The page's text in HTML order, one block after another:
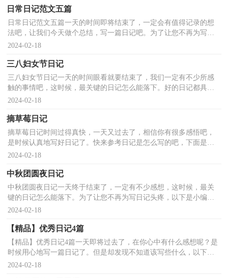
日常日记范文五篇
日常日记范文五篇一天的时间即将结束了，一定会有值得记录的想
法吧，让我们今天做个总结，写一篇日记吧。为了让您不再为写日
记头疼，以下是小编为大家收集的日常日记8篇，欢迎阅读，希...
2024-02-18
三八妇女节日记
三八妇女节日记一天的时间眼看就要结束了，我们一定有不少所感
触的事情吧，这时候，最关键的日记怎么能落下。好的日记都具备
一些什么特点呢？下面是小编帮大家整理的三八妇女节日记...
2024-02-18
摘草莓日记
摘草莓日记时间过得真快，一天又过去了，相信你有很多感悟吧，
是时候认真地写好日记了。快来参考日记是怎么写的吧，下面是小
编收集整理的摘草莓日记，仅供参考，大家一起来看看吧。摘草...
2024-02-18
中秋团圆夜日记
中秋团圆夜日记一天终于结束了，一定有不少感想，这时候，最关
键的日记怎么能落下。为了让您不再为写日记头疼，以下是小编收
集整理的中秋团圆夜日记，供大家参考借鉴，希望可以帮助到有...
2024-02-18
【精品】优秀日记4篇
【精品】优秀日记4篇一天即将过去了，在你心中有什么感想呢？是
时候用心地写一篇日记了。但是却发现不知道该写些什么，以下是
小编精心整理的优秀日记4篇，仅供参考，欢迎大家阅读。优...
2024-02-18